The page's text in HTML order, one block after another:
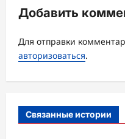
я
з
а
Добавить
Для отправки
авторизоваться.
Связанные истории